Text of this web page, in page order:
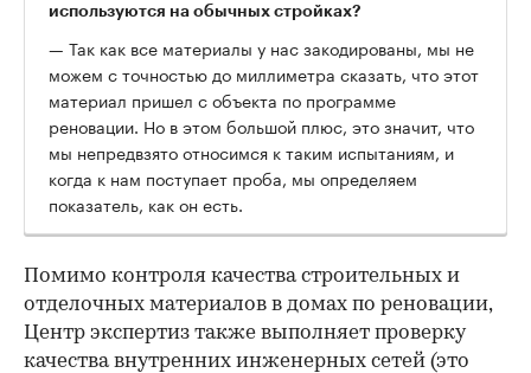
используются на обычных стройках?
— Так как все материалы у нас закодированы, мы не
можем с точностью до миллиметра сказать, что этот
материал пришел с объекта по программе
реновации. Но в этом большой плюс, это значит, что
мы непредвзято относимся к таким испытаниям, и
когда к нам поступает проба, мы определяем
показатель, как он есть.
Помимо контроля качества строительных и
отделочных материалов в домах по реновации,
Центр экспертиз также выполняет проверку
качества внутренних инженерных сетей (это